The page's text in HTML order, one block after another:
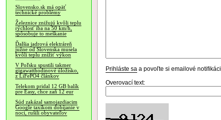
Slovensko.sk má opäť
technické problémy
Železnice znižujú kvôli teplu
rýchlosť iba na 50 km/h,
spôsobuje to meškanie
Ďalšia jadrová elektráreň
južne od Slovenska musela
kvôli teplu znížiť výkon
V Poľsku spustili takmer
gigawatthodinové úložisko,
z LiFePO4 článkov
Telekom pridal 12 GB balík
pre Easy, chce zaň 12 eur
Súd zakázal samojazdiacim
Google taxíkom dobíjanie v
noci, rušili obyvateľov
Prihláste sa a povoľte si emailové
Overovací text: